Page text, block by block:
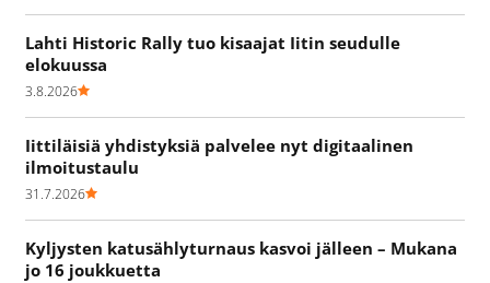
Lahti Historic Rally tuo kisaajat Iitin seudulle
elokuussa
3.8.2026
Iittiläisiä yhdistyksiä palvelee nyt digitaalinen
ilmoitustaulu
31.7.2026
Kyljysten katusählyturnaus kasvoi jälleen – Mukana
jo 16 joukkuetta